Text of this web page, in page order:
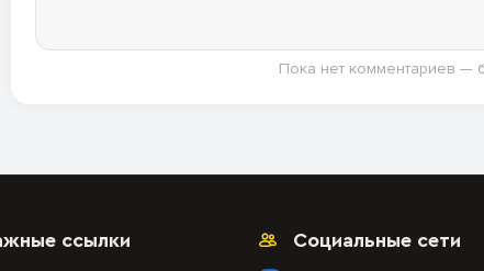
Пока нет комментариев —
ссылки
Социальные сети